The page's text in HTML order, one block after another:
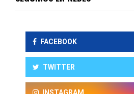
FACEBOOK
TWITTER